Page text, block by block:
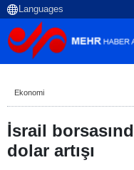
Ekonomi
İsrail
dolar artışı